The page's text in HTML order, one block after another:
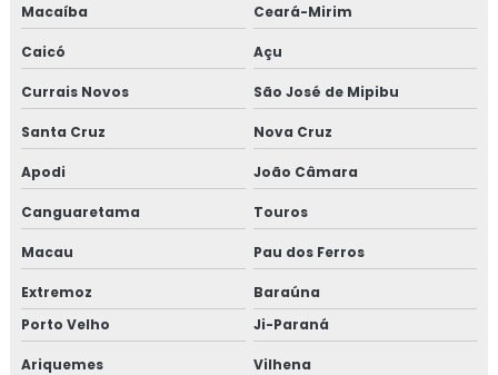
Macaíba Ceará-Mirim
Caicó Açu
Currais Novos São José de Mipibu
Santa Cruz Nova Cruz
Apodi João Câmara
Canguaretama Touros
Macau Pau dos Ferros
Extremoz
Baraúna
Porto Velho
Ji-Paraná
Ariquemes Vilhena